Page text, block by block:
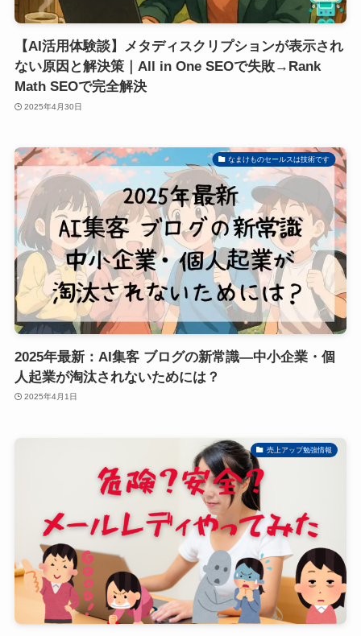
【AI活用体験談】メタディスクリプションが表示され
ない原因と解決策｜All in One SEOで失敗→Rank
Math SEOで完全解決
2025年4月30日
なまけものセールスは技術です
2025年最新：AI集客 ブログの新常識―中小企業・個
人起業が淘汰されないためには？
2025年4月1日
売上アップ勉強情報